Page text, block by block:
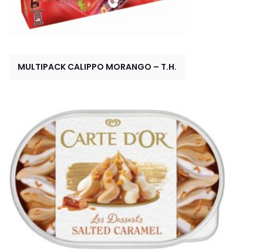
MULTIPACK CALIPPO MORANGO – T.H.